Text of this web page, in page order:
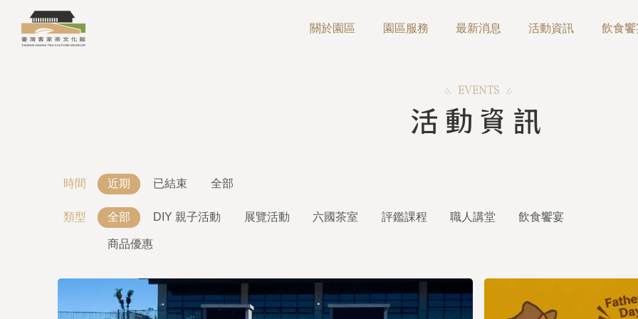
關於園區 園區服務 最新消息 活動資訊 飲食饗
EVENTS
活動資訊
時間 近期 已結束 全部
類型 全部 DIY 親子活動 展覽活動 六國茶室 評鑑課程 職人講堂 飲食饗宴
商品優惠